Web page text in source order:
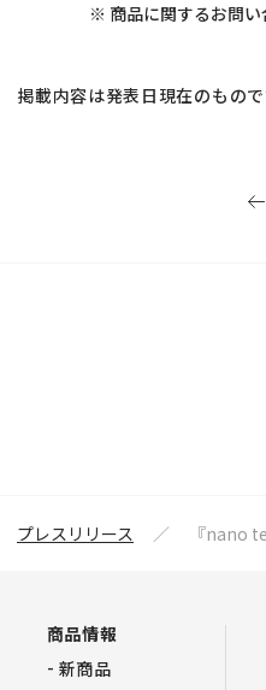
※ 商品に関するお問い
掲載内容は発表日現在のもの
プレスリリース 『nano
商品情報
新商品